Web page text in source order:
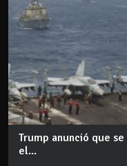
Trump anunció que
el...